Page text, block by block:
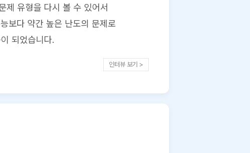
제 유형을 다시 볼 수 있어서
보다 약간 높은 난도의 문제로
되었습니다.
인터뷰 보기 >